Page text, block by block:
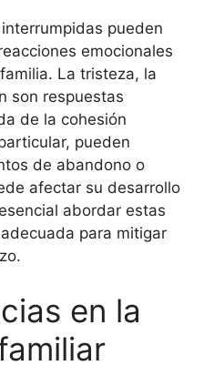
pueden
emocionales
La tristeza, la
son respuestas
de la cohesión
pueden
de abandono o
afectar su desarrollo
abordar estas
para mitigar
en la